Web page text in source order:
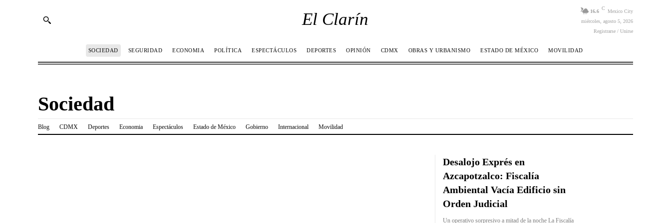
El Clarín 16.6
C
Mexico City
miércoles, agosto 5, 2026
Registrarse / Unirse
SOCIEDAD SEGURIDAD ECONOMIA POLÍTICA ESPECTÁCULOS DEPORTES OPINIÓN CDMX OBRAS Y URBANISMO ESTADO DE MÉXICO MOVILIDAD
Sociedad
Blog CDMX Deportes Economia Espectáculos Estado de México Gobierno Internacional Movilidad
Desalojo Exprés en
Azcapotzalco: Fiscalía
Ambiental Vacía Edificio sin
Orden Judicial
Un operativo sorpresivo a mitad de la noche La Fiscalía